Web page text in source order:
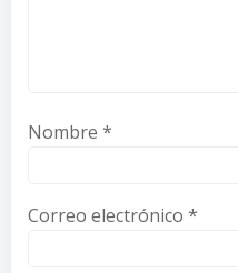
Nombre *
Correo electrónico *